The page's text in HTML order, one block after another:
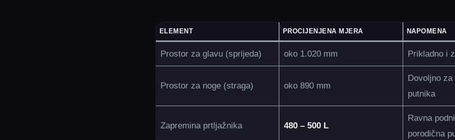
ELEMENT PROCIJENJENA MJERA NAPOMENA
Prostor za glavu (sprijeda) oko 1.020 mm Prikladno i
Prostor za noge (straga) oko 890 mm
Dovoljno
putnika
Zapremina prtljažnika 480 – 500 L
Ravna
porodična